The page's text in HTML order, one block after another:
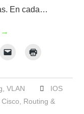
En cada…
→
VLAN
IOS
Routing &